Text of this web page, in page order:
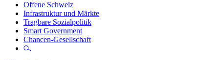
Offene Schweiz
Infrastruktur und Märkte
Tragbare Sozialpolitik
Smart Government
Chancen-Gesellschaft